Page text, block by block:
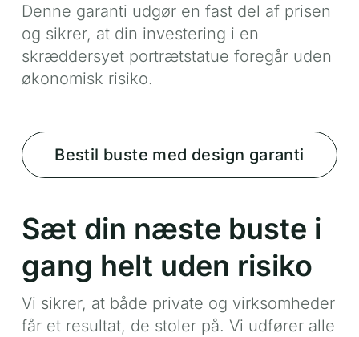
Denne garanti udgør en fast del af prisen
og sikrer, at din investering i en
skræddersyet portrætstatue foregår uden
økonomisk risiko.
Bestil buste med design garanti
Sæt din næste buste i
gang helt uden risiko
Vi sikrer, at både private og virksomheder
får et resultat, de stoler på. Vi udfører alle